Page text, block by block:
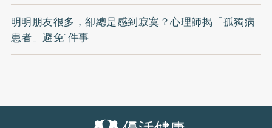
明明朋友很多，卻總是感到寂寞？心理師揭「孤獨病
患者」避免1件事